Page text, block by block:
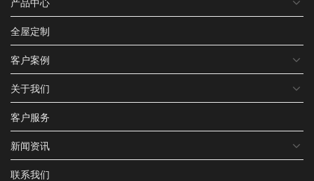
全屋定制
客户案例
关于我们
客户服务
新闻资讯
联系我们